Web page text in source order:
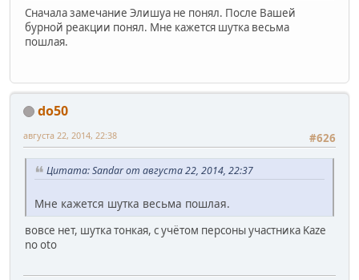
Сначала замечание Элишуа не понял. После Вашей
бурной реакции понял. Мне кажется шутка весьма
пошлая.
do50
#626
августа 22, 2014, 22:38
Цитата: Sandar от августа 22, 2014, 22:37
Мне кажется шутка весьма пошлая.
вовсе нет, шутка тонкая, с учётом персоны участника Kaze
no oto